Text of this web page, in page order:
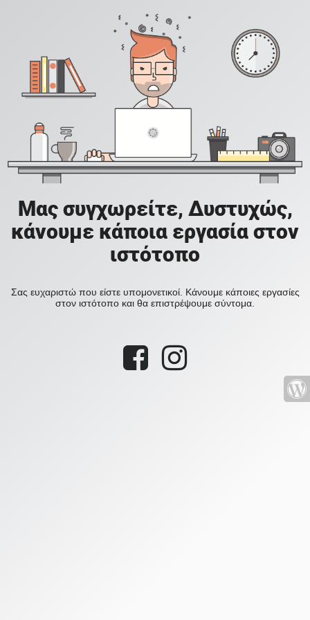
Μας συγχωρείτε, Δυστυχώς,
κάνουμε κάποια εργασία στον
ιστότοπο
Σας ευχαριστώ που είστε υπομονετικοί. Κάνουμε κάποιες εργασίες
στον ιστότοπο και θα επιστρέψουμε σύντομα.